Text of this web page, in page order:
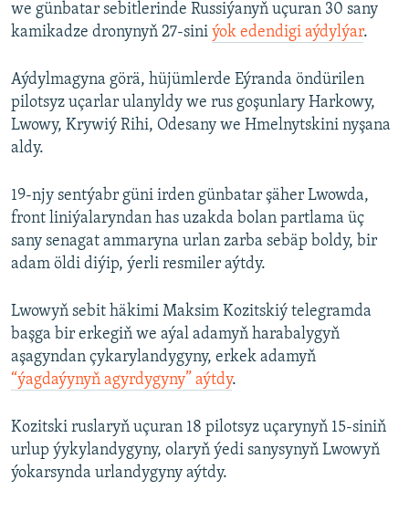
we günbatar sebitlerinde Russiýanyň uçuran 30 sany
kamikadze dronynyň 27-sini ýok edendigi aýdylýar.
Aýdylmagyna görä, hüjümlerde Eýranda öndürilen
pilotsyz uçarlar ulanyldy we rus goşunlary Harkowy,
Lwowy, Krywiý Rihi, Odesany we Hmelnytskini nyşana
aldy.
19-njy sentýabr güni irden günbatar şäher Lwowda,
front liniýalaryndan has uzakda bolan partlama üç
sany senagat ammaryna urlan zarba sebäp boldy, bir
adam öldi diýip, ýerli resmiler aýtdy.
Lwowyň sebit häkimi Maksim Kozitskiý telegramda
başga bir erkegiň we aýal adamyň harabalygyň
aşagyndan çykarylandygyny, erkek adamyň
“ýagdaýynyň agyrdygyny” aýtdy.
Kozitski ruslaryň uçuran 18 pilotsyz uçarynyň 15-siniň
urlup ýykylandygyny, olaryň ýedi sanysynyň Lwowyň
ýokarsynda urlandygyny aýtdy.